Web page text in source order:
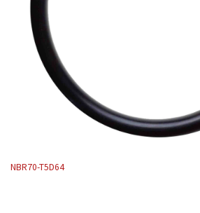
NBR70-T5D64